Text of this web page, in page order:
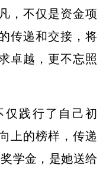
，不仅是资金项
传递和交接，将
卓越，更不忘照
仅践行了自己初
上的榜样，传递
学金，是她送给